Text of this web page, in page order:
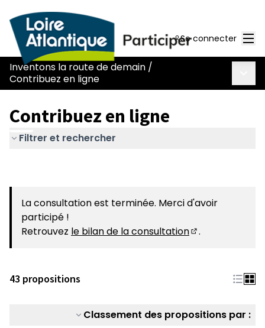
Se connecter
Inventons la route de demain /
Contribuez en ligne
Contribuez en ligne
Filtrer et rechercher
La consultation est terminée. Merci d'avoir
participé !
Retrouvez le bilan de la consultation .
43 propositions
Classement des propositions par :